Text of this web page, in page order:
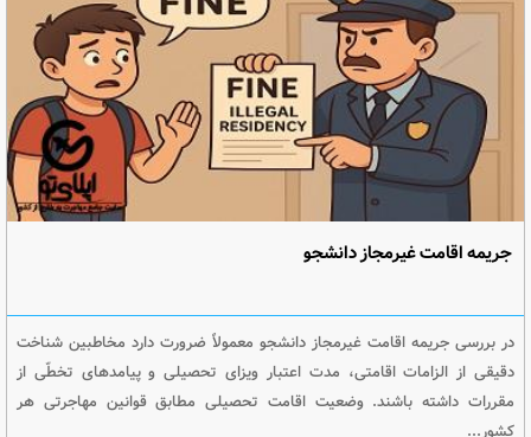
جریمه اقامت غیرمجاز دانشجو
در بررسی جریمه اقامت غیرمجاز دانشجو معمولاً ضرورت دارد مخاطبین شناخت
دقیقی از الزامات اقامتی، مدت اعتبار ویزای تحصیلی و پیامدهای تخطّی از
مقررات داشته باشند. وضعیت اقامت تحصیلی مطابق قوانین مهاجرتی هر
کشور...